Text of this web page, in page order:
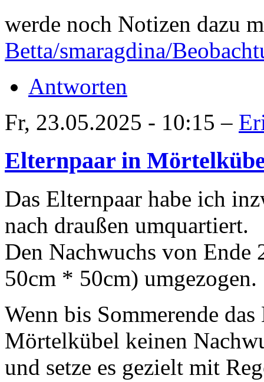
werde noch Notizen dazu
Betta/smaragdina/
Antworten
Fr, 23.05.2025 - 10:15 –
Elternpaar in
Das Elternpaar habe ich
nach draußen umquartiert.
Den Nachwuchs von
50cm * 50cm) umgezogen.
Wenn bis Sommerende
Mörtelkübel keinen
und setze es gezielt mit